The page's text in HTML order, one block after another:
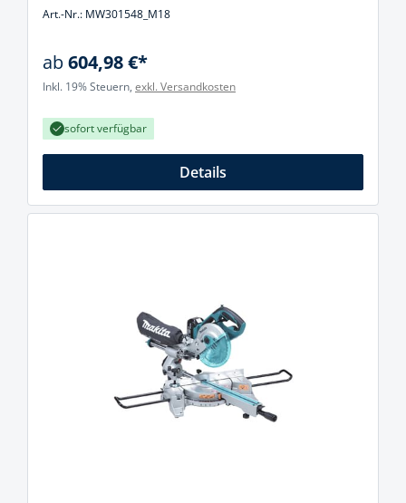
Art.-Nr.: MW301548_M18
ab604,98 €*
Inkl. 19% Steuern, exkl. Versandkosten
sofort verfügbar
Details